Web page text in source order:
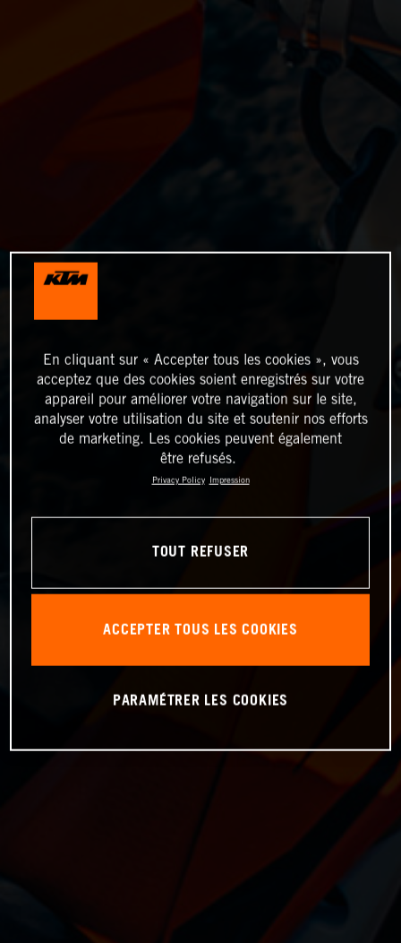
En cliquant sur « Accepter tous les cookies », vous
acceptez que des cookies soient enregistrés sur votre
appareil pour améliorer votre navigation sur le site,
analyser votre utilisation du site et soutenir nos efforts
de marketing. Les cookies peuvent également
être refusés.
Privacy Policy Impression
TOUT REFUSER
ACCEPTER TOUS LES COOKIES
PARAMÉTRER LES COOKIES